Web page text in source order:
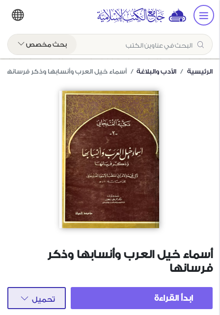
بحث مخصص
الرئيسية الأدب والبلاغة أسماء خيل العرب وأنسابها وذكر فرسانها
أسماء خيل العرب وأنسابها
وذكر فرسانها
أسماء خيل العرب وأنسابها وذكر
فرسانها
ابدأ القراءة تحميل